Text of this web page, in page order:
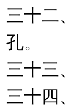
三十二
孔。
三十三
三十四